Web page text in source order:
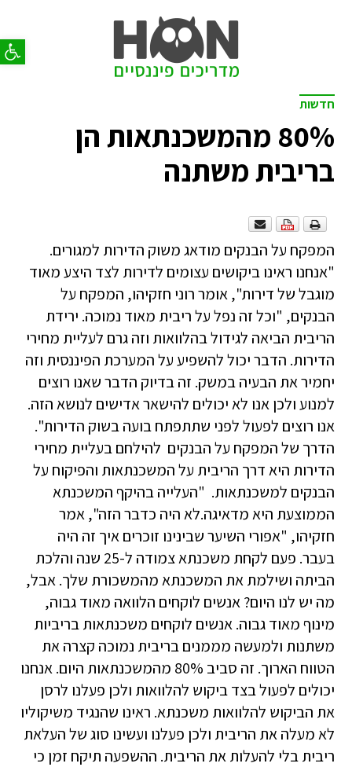
פתח
חדשות
80% מהמשכנתאות הן
בריבית משתנה
המפקח על הבנקים מודאג משוק הדירות למגורים.
"אנחנו ראינו ביקושים עצומים לדירות לצד היצע מאוד
מוגבל של דירות", אומר רוני חזקיהו, המפקח על
הבנקים, "וכל זה נפל על ריבית מאוד נמוכה. ירידת
הריבית הביאה לגידול בהלוואות וזה גרם לעליית מחירי
הדירות. הדבר יכול להשפיע על המערכת הפיננסית וזה
יחמיר את הבעיה במשק. זה בדיוק הדבר שאנו רוצים
למנוע ולכן אנו לא יכולים להישאר אדישים לנושא הזה.
אנו רוצים לפעול לפני שתתפתח בועה בשוק הדירות".
הדרך של המפקח על הבנקים להילחם בעליית מחירי
הדירות היא דרך הריבית על המשכנתאות והפיקוח על
הבנקים למשכנתאות. "העלייה בהיקף המשכנתא
הממוצעת היא מדאיגה.לא היה כדבר הזה", אמר
חזקיהו, "אפורי השיער שבינינו זוכרים איך זה היה
בעבר. פעם לקחת משכנתא צמודה ל-25 שנה והלכת
הביתה ושילמת את המשכנתא מהמשכורת שלך. אבל,
מה יש לנו היום? אנשים לוקחים הלוואה מאוד גבוה,
מינוף מאוד גבוה. אנשים לוקחים משכנתאות בריביות
משתנות ולמעשה מממנים בריבית נמוכה קצרה את
הטווח הארוך. זה סביב 80% מהמשכנתאות היום. אנחנו
יכולים לפעול בצד ביקוש להלוואות ולכן פעלנו לרסן
את הביקוש להלוואות משכנתא. ראינו שהנגיד משיקוליו
לא מעלה את הריבית ולכן פעלנו ועשינו סוג של העלאת
ריבית בלי להעלות את הריבית. ההשפעה תיקח זמן כי